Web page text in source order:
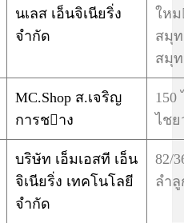
นเลส เอ็นจิเนียริ่ง
จำกัด
ใหม
สมุ
สมุ
MC.Shop ส.เจริญ
การชาง
150
ไช
บริษัท เอ็มเอสที เอ็น
จิเนียริ่ง เทคโนโลยี
จำกัด
82/
ลำ